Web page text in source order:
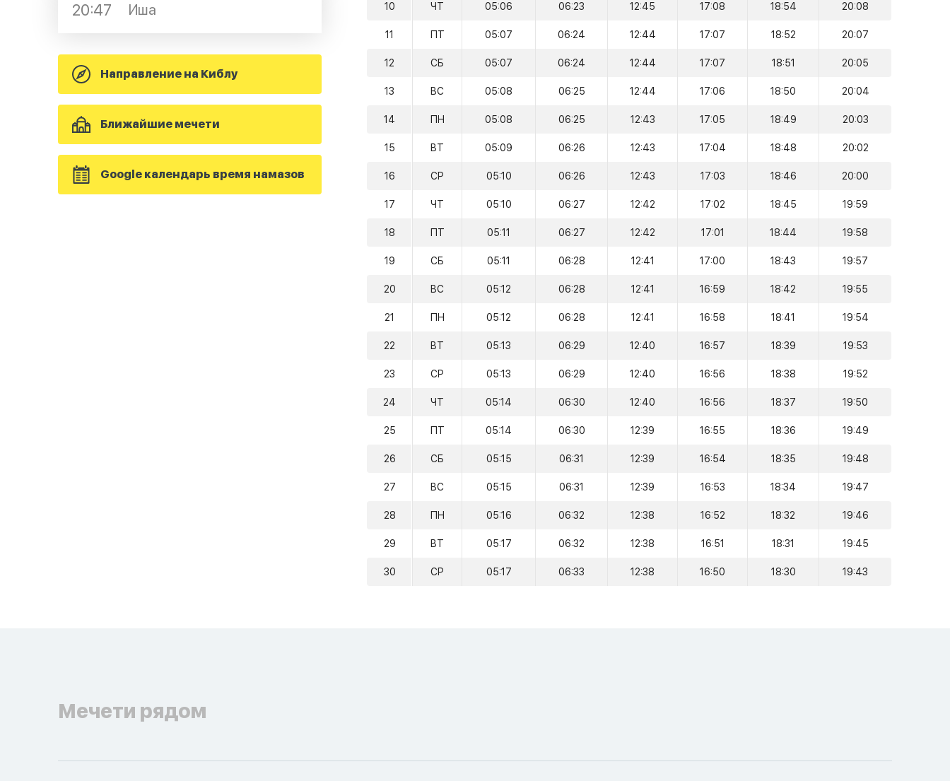
20:47 Иша
Направление на Киблу
Ближайшие мечети
Google календарь время намазов
10 ЧТ 05:06 06:23 12:45 17:08 18:54 20:08
11 ПТ 05:07 06:24 12:44 17:07 18:52 20:07
12 СБ 05:07 06:24 12:44 17:07 18:51 20:05
13 ВС 05:08 06:25 12:44 17:06 18:50 20:04
14 ПН 05:08 06:25 12:43 17:05 18:49 20:03
15 ВТ 05:09 06:26 12:43 17:04 18:48 20:02
16 СР 05:10 06:26 12:43 17:03 18:46 20:00
17 ЧТ 05:10 06:27 12:42 17:02 18:45 19:59
18 ПТ 05:11 06:27 12:42 17:01 18:44 19:58
19 СБ 05:11 06:28 12:41 17:00 18:43 19:57
20 ВС 05:12 06:28 12:41 16:59 18:42 19:55
21 ПН 05:12 06:28 12:41 16:58 18:41 19:54
22 ВТ 05:13 06:29 12:40 16:57 18:39 19:53
23 СР 05:13 06:29 12:40 16:56 18:38 19:52
24 ЧТ 05:14 06:30 12:40 16:56 18:37 19:50
25 ПТ 05:14 06:30 12:39 16:55 18:36 19:49
26 СБ 05:15 06:31 12:39 16:54 18:35 19:48
27 ВС 05:15 06:31 12:39 16:53 18:34 19:47
28 ПН 05:16 06:32 12:38 16:52 18:32 19:46
29 ВТ 05:17 06:32 12:38 16:51 18:31 19:45
30 СР 05:17 06:33 12:38 16:50 18:30 19:43
Мечети рядом